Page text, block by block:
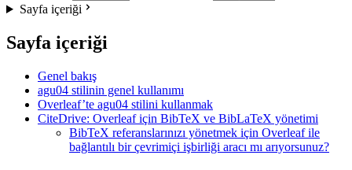
Sayfa içeriği
Sayfa içeriği
Genel bakış
agu04 stilinin genel kullanımı
Overleaf’te agu04 stilini kullanmak
CiteDrive: Overleaf için BibTeX ve BibLaTeX yönetimi
BibTeX referanslarınızı yönetmek için Overleaf ile
bağlantılı bir çevrimiçi işbirliği aracı mı arıyorsunuz?